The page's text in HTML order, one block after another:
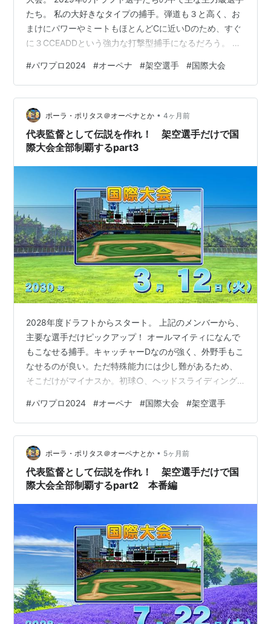
たち。 私の大好きなタイプの捕手。弾道も３と高く、お
まけにパワーやミートもほとんどCに近いDのため、すぐ
に３CCEADDという強力な打撃型捕手になるだろう。 ミ
イプの中距離打者といったところ。１年目にして２桁本
塁打を放ったところも魅力的。 あの天才OBがまたもやゆ
かりのある球団に入団してきた。若い頃はトリプルスリ
ーを達成したという実績もあり、やはり走力は阪神に所
属していた頃のイメージからすると少し早め。ただ彼の
持ち味は「併殺絶対しないマン」…
#パワプロ2024 #オーペナ #架空選手 #国際大会
ポーラ・ポリタス＠オーペナとか • 4ヶ月前
代表監督として伝説を作れ！ 架空選手だけで国
際大会全部制覇するpart3
2028年度ドラフトからスタート。 上記のメンバーから、
主要な選手だけピックアップ！ オールマイティになんで
もこなせる捕手。キャッチャーDなのが強く、外野手もこ
なせるのが良い。ただ特殊能力には少し難があるため、
そこだけがマイナスか。初球○、ヘッドスライディング
されることも多そう。 今年の転生OB。また現実通りの球
団に入団してる模様。能力も確かにヤクルト時代の彼っ
ぽい能力でよい感じ。１年目から実績を残して優秀で
す。 個人的には代表候補でもいいなと思う俊足のショー
ト。意外に打てるというのも魅力的だがパワプロCOM監
督はこういう選手はあまり評価しない…
#パワプロ2024 #オーペナ #国際大会 #架空選手
ポーラ・ポリタス＠オーペナとか • 5ヶ月前
代表監督として伝説を作れ！ 架空選手だけで国
際大会全部制覇するpart2 本番編